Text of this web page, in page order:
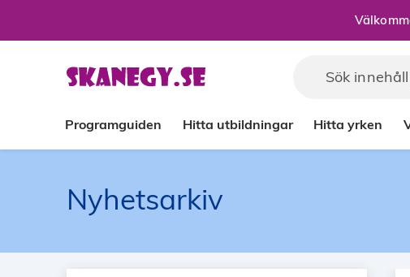
Programguiden Hitta utbildningar Hitta yrken
Nyhetsarkiv